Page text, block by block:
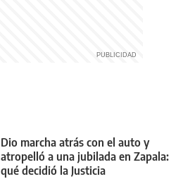
Dio marcha atrás con el auto y
atropelló a una jubilada en Zapala:
qué decidió la Justicia